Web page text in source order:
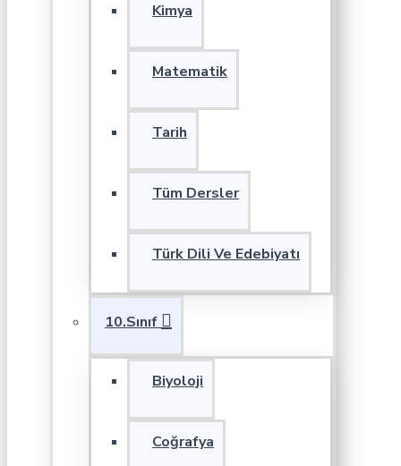
Kimya
Matematik
Tarih
Tüm Dersler
Türk Dili Ve Edebiyatı
10.Sınıf
Biyoloji
Coğrafya